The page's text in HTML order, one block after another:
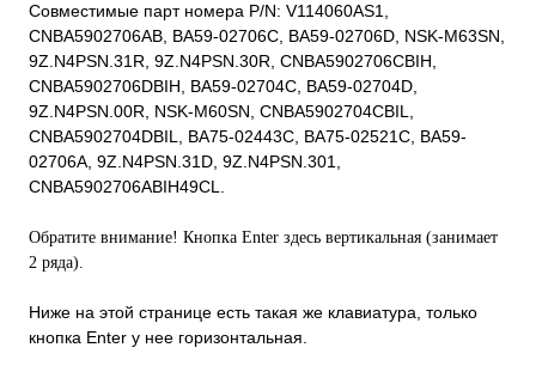
Совместимые парт номера P/N: V114060AS1,
CNBA5902706AB, BA59-02706C, BA59-02706D, NSK-M63SN,
9Z.N4PSN.31R, 9Z.N4PSN.30R, CNBA5902706CBIH,
CNBA5902706DBIH, BA59-02704C, BA59-02704D,
9Z.N4PSN.00R, NSK-M60SN, CNBA5902704CBIL,
CNBA5902704DBIL, BA75-02443C, BA75-02521C, BA59-
02706A, 9Z.N4PSN.31D, 9Z.N4PSN.301,
CNBA5902706ABIH49CL.
Обратите внимание! Кнопка Enter здесь вертикальная (занимает
2 ряда).
Ниже на этой странице есть такая же клавиатура, только
кнопка Enter у нее горизонтальная.